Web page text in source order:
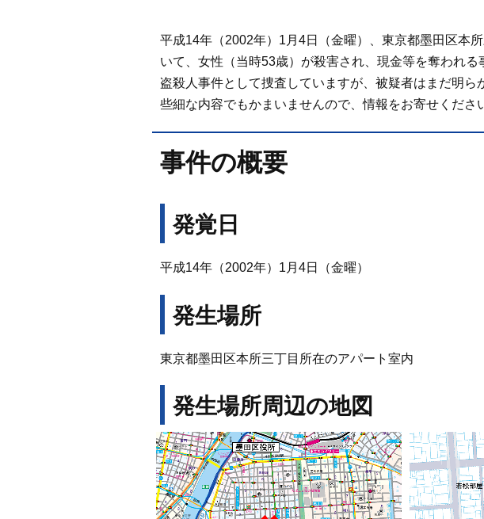
平成14年（2002年）1月4日（金曜）、東京都墨田区本
いて、女性（当時53歳）が殺害され、現金等を奪われ
盗殺人事件として捜査していますが、被疑者はまだ明ら
些細な内容でもかまいませんので、情報をお寄せくださ
事件の概要
発覚日
平成14年（2002年）1月4日（金曜）
発生場所
東京都墨田区本所三丁目所在のアパート室内
発生場所周辺の地図